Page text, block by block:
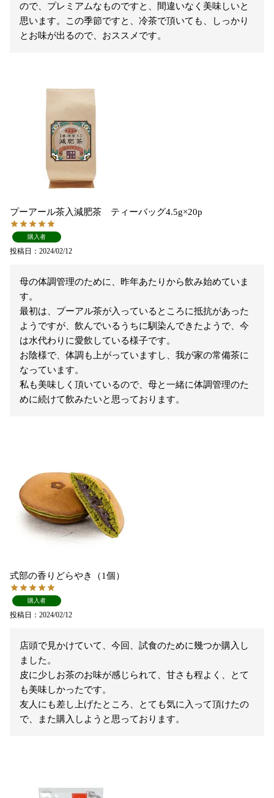
ので、プレミアムなものですと、間違いなく美味しいと
思います。この季節ですと、冷茶で頂いても、しっかり
とお味が出るので、おススメです。
プーアール茶入減肥茶 ティーバッグ4.5g×20p
購入者
投稿日 2024/02/12
母の体調管理のために、昨年あたりから飲み始めていま
す。
最初は、プーアル茶が入っているところに抵抗があった
ようですが、飲んでいるうちに馴染んできたようで、今
は水代わりに愛飲している様子です。
お陰様で、体調も上がっていますし、我が家の常備茶に
なっています。
私も美味しく頂いているので、母と一緒に体調管理のた
めに続けて飲みたいと思っております。
式部の香りどらやき（1個）
購入者
投稿日 2024/02/12
店頭で見かけていて、今回、試食のために幾つか購入し
ました。
皮に少しお茶のお味が感じられて、甘さも程よく、とて
も美味しかったです。
友人にも差し上げたところ、とても気に入って頂けたの
で、また購入しようと思っております。